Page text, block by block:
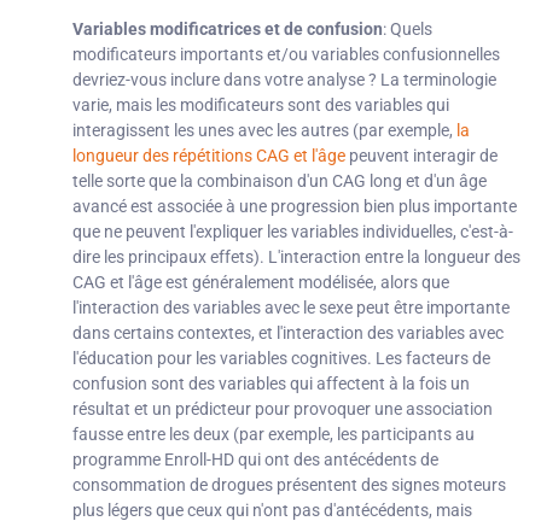
Variables modificatrices et de confusion: Quels
modificateurs importants et/ou variables confusionnelles
devriez-vous inclure dans votre analyse ? La terminologie
varie, mais les modificateurs sont des variables qui
interagissent les unes avec les autres (par exemple, la
longueur des répétitions CAG et l'âge peuvent interagir de
telle sorte que la combinaison d'un CAG long et d'un âge
avancé est associée à une progression bien plus importante
que ne peuvent l'expliquer les variables individuelles, c'est-à-
dire les principaux effets). L'interaction entre la longueur des
CAG et l'âge est généralement modélisée, alors que
l'interaction des variables avec le sexe peut être importante
dans certains contextes, et l'interaction des variables avec
l'éducation pour les variables cognitives. Les facteurs de
confusion sont des variables qui affectent à la fois un
résultat et un prédicteur pour provoquer une association
fausse entre les deux (par exemple, les participants au
programme Enroll-HD qui ont des antécédents de
consommation de drogues présentent des signes moteurs
plus légers que ceux qui n'ont pas d'antécédents, mais